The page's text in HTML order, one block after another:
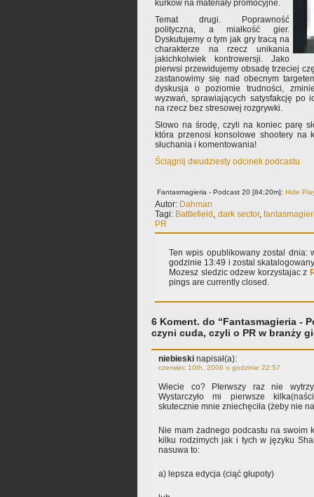
kurków na materiały promocyjne.
Temat drugi. Poprawność
polityczna, a miałkość gier.
Dyskutujemy o tym jak gry tracą na
charakterze na rzecz unikania
jakichkolwiek kontrowersji. Jako
pierwsi przewidujemy obsadę trzeciej
zastanowimy się nad obecnym
dyskusja o poziomie trudności,
wyzwań, sprawiających satysfakcję po
na rzecz bez stresowej rozgrywki.
Słowo na środę, czyli na koniec parę
która przenosi konsolowe shootery na
słuchania i komentowania!
Ściągnij dwudziesty odcinek podcastu
Fantasmagieria - Podcast 20 [84:20m]: Hide
Autor: Dahman
Tagi: Battlefield , dark sector,
PR
Ten wpis opublikowany zostal dnia:
godzinie 13:49 i zostal
Mozesz sledzic odzew korzystajac z
pings are currently closed.
6 Koment. do “Fantasmagieria -
czyni cuda, czyli o PR w branży
niebieski napisał(a):
czerwiec 10th, 2008 o godzinie 22:57
Wiecie co? PIerwszy raz nie
Wystarczyło mi pierwsze
skutecznie mnie zniechęciła (żeby nie
Nie mam żadnego podcastu na swoim
kilku rodzimych jak i tych w języku
nasuwa to:
a) lepsza edycja (ciąć głupoty)